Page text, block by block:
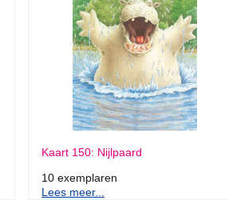
Kaart 150: Nijlpaard
10 exemplaren
Lees meer...